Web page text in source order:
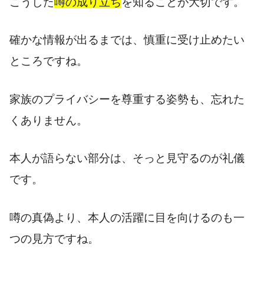
確かな情報が出るまでは、慎重に受け止めたい
ところですね。
家族のプライバシーを尊重する姿勢も、忘れた
くありません。
本人が語らない部分は、そっと見守るのが礼儀
です。
噂の真偽より、本人の活躍に目を向けるのも一
つの見方ですね。